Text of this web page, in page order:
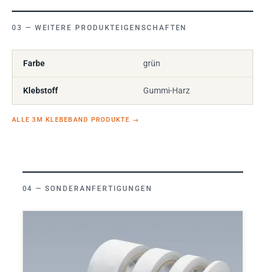
WEITERE PRODUKTEIGENSCHAFTEN
Farbe grün
Klebstoff Gummi-Harz
ALLE 3M KLEBEBAND PRODUKTE →
SONDERANFERTIGUNGEN